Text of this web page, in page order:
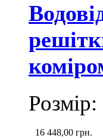
16 448,00 грн.